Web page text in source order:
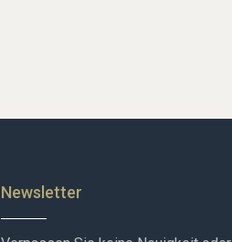
Newsletter